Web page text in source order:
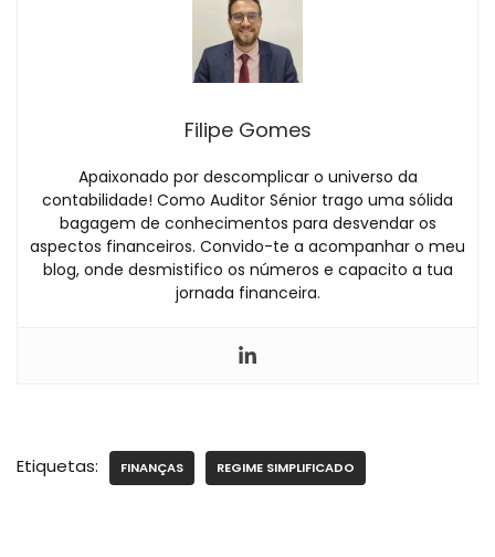
Filipe Gomes
Apaixonado por descomplicar o universo da
contabilidade! Como Auditor Sénior trago uma sólida
bagagem de conhecimentos para desvendar os
aspectos financeiros. Convido-te a acompanhar o meu
blog, onde desmistifico os números e capacito a tua
jornada financeira.
Etiquetas: FINANÇAS REGIME SIMPLIFICADO